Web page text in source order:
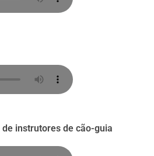
instrutores de cão-guia